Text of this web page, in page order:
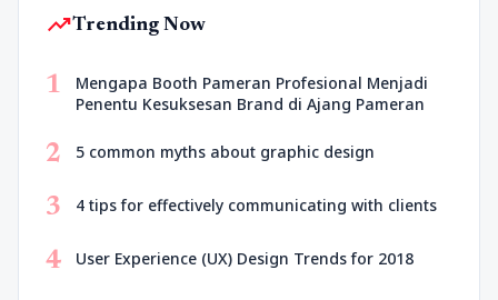
trending_upTrending Now
1
Mengapa Booth Pameran Profesional Menjadi
Penentu Kesuksesan Brand di Ajang Pameran
2 5 common myths about graphic design
3 4 tips for effectively communicating with clients
4 User Experience (UX) Design Trends for 2018